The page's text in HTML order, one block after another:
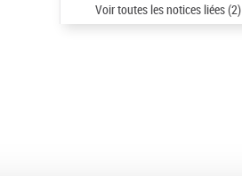
Voir toutes les notices liées (2)